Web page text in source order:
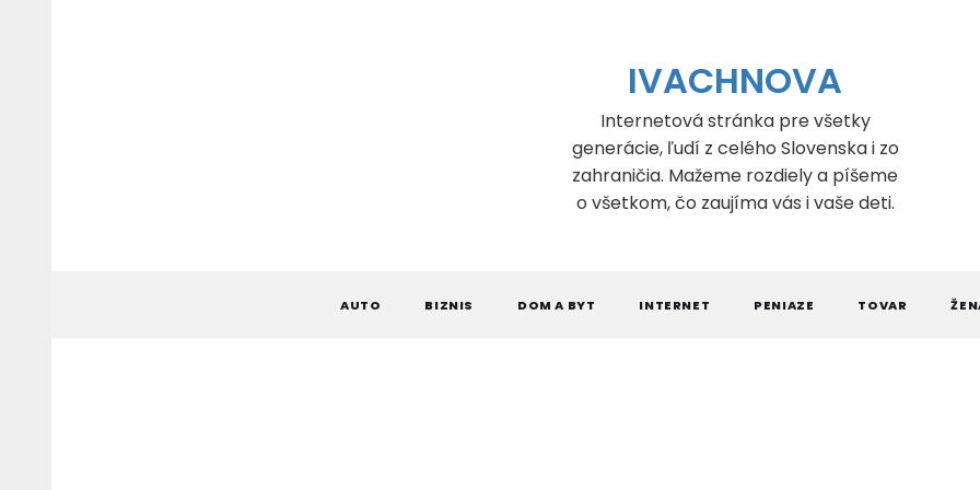
IVACHNOVA
Internetová stránka pre všetky
generácie, ľudí z celého Slovenska i zo
zahraničia. Mažeme rozdiely a píšeme
o všetkom, čo zaujíma vás i vaše deti.
AUTO BIZNIS DOM A BYT INTERNET PENIAZE TOVAR